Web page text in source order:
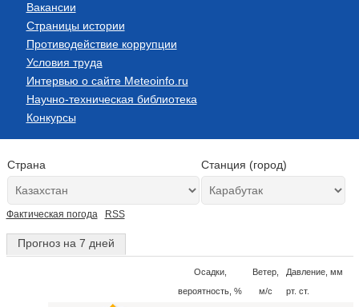
Вакансии
Страницы истории
Противодействие коррупции
Условия труда
Интервью о сайте Meteoinfo.ru
Научно-техническая библиотека
Конкурсы
Страна Станция (город)
Фактическая погода RSS
Прогноз на 7 дней
Осадки,
вероятность, %
Ветер,
м/с
Давление, мм
рт. ст.